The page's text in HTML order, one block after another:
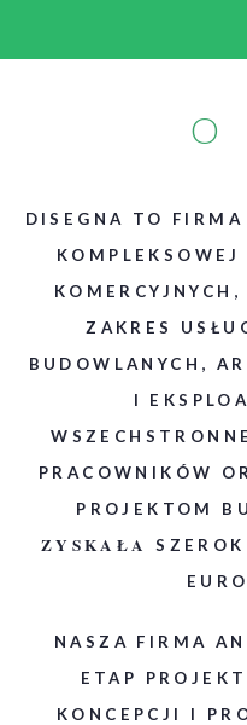
O
DISEGNA TO
ZAKRES
BUDOWLANYCH,
I
PRACOWNIKÓW
PROJEKTOM
ZYSKAŁA
NASZA FIRMA
ETAP
KONCEPCJI I